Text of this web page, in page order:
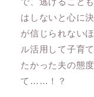
はしないと心に
が信じられない
ル活用して子育
たかった夫の態
て……！？